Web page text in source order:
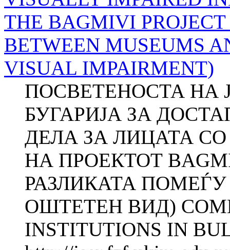
THE BAGMIVI
BETWEEN MUSEUMS
VISUAL IMPAIRMENT)
ПОСВЕТЕНОСТА НА
БУГАРИЈА ЗА
ДЕЛА ЗА ЛИЦАТА
НА ПРОЕКТОТ
РАЗЛИКАТА
ОШТЕТЕН ВИД)
INSTITUTIONS IN